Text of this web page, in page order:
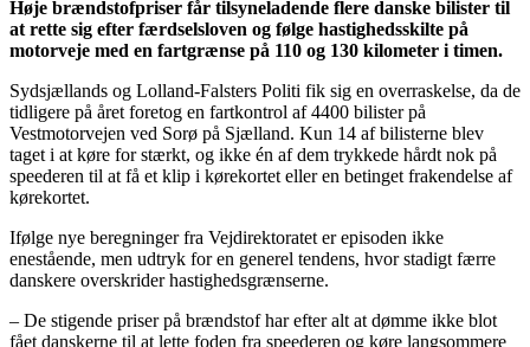
Høje brændstofpriser får tilsyneladende flere danske bilister til
at rette sig efter færdselsloven og følge hastighedsskilte på
motorveje med en fartgrænse på 110 og 130 kilometer i timen.
Sydsjællands og Lolland-Falsters Politi fik sig en overraskelse, da de
tidligere på året foretog en fartkontrol af 4400 bilister på
Vestmotorvejen ved Sorø på Sjælland. Kun 14 af bilisterne blev
taget i at køre for stærkt, og ikke én af dem trykkede hårdt nok på
speederen til at få et klip i kørekortet eller en betinget frakendelse af
kørekortet.
Ifølge nye beregninger fra Vejdirektoratet er episoden ikke
enestående, men udtryk for en generel tendens, hvor stadigt færre
danskere overskrider hastighedsgrænserne.
– De stigende priser på brændstof har efter alt at dømme ikke blot
fået danskerne til at lette foden fra speederen og køre langsommere